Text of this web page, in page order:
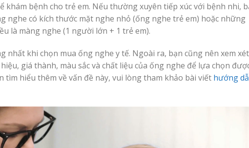
bệnh cho trẻ em. Nếu thường xuyên tiếp xúc với bệnh nhi,
nghe có kích thước mặt nghe nhỏ (ống nghe trẻ em) hoặc những
là màng nghe (1 người lớn + 1 trẻ em).
nhất khi chọn mua ống nghe y tế. Ngoài ra, bạn cũng nên xem xét
giá thành, màu sắc và chất liệu của ống nghe để lựa chọn
tìm hiểu thêm về vấn đề này, vui lòng tham khảo bài viết hướng